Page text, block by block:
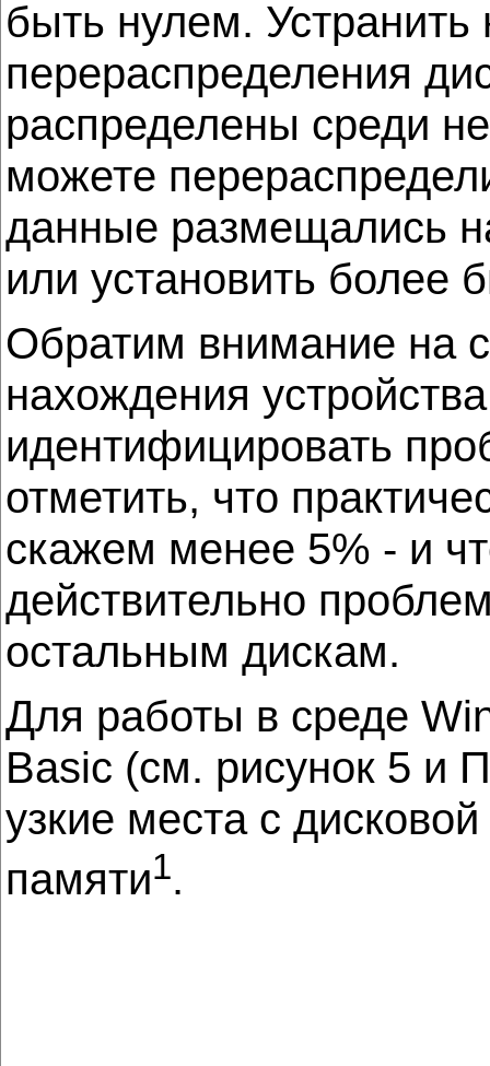
быть нулем.
перераспределения
распределены среди
можете
данные размещались
или установить более
Обратим внимание на
нахождения
идентифицировать
отметить, что
скажем менее 5% - и
действительно
остальным дискам.
Для работы в среде
Basic (см. рисунок 5 и
узкие места с
памяти1.